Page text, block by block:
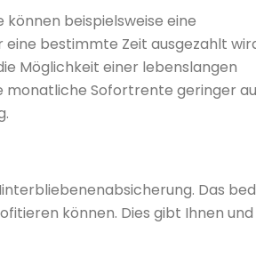
beispielsweise eine
bestimmte Zeit ausgezahlt
Möglichkeit einer lebenslangen
monatliche Sofortrente geringer
Das
können. Dies gibt Ihnen